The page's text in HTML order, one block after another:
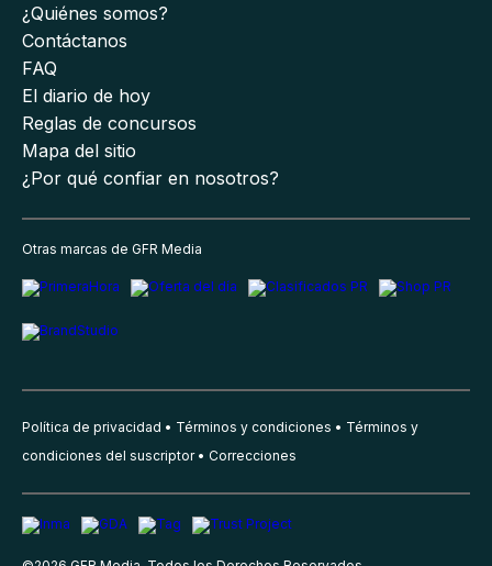
¿Quiénes somos?
Contáctanos
FAQ
El diario de hoy
Reglas de concursos
Mapa del sitio
¿Por qué confiar en nosotros?
Otras marcas de GFR Media
Política de privacidad Términos y condiciones
Términos y
condiciones del suscriptor
Correcciones